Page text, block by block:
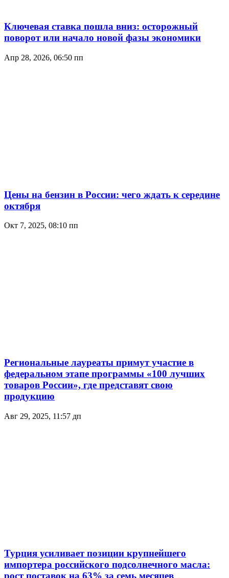
Ключевая ставка пошла вниз: осторожный
поворот или начало новой фазы экономики
Апр 28, 2026, 06:50 пп
Цены на бензин в России: чего ждать к середине
октября
Окт 7, 2025, 08:10 пп
Региональные лауреаты примут участие в
федеральном этапе программы «100 лучших
товаров России», где представят свою
продукцию
Авг 29, 2025, 11:57 дп
Турция усиливает позиции крупнейшего
импортерa российского подсолнечного масла:
рост поставок на 63% за семь месяцев